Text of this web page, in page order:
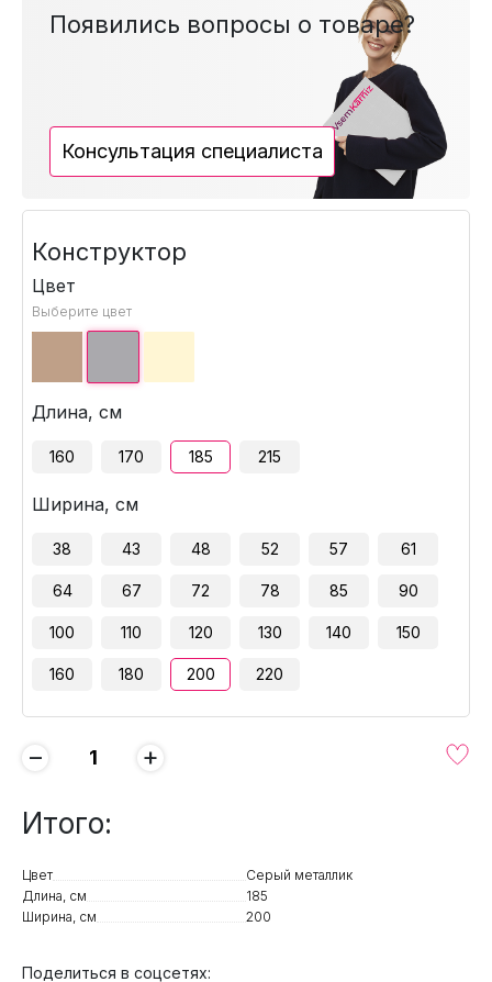
Появились вопросы о товаре?
Консультация специалиста
Конструктор
Цвет
Выберите цвет
Длина, см
160 170 185 215
Ширина, см
38 43 48 52 57 61
64 67 72 78 85 90
100 110 120 130 140 150
160 180 200 220
− +
Итого:
Цвет
Серый металлик
Длина, см
185
Ширина, см
200
Поделиться в соцсетях: